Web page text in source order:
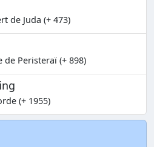
de Juda (+ 473)
Peristeraï (+ 898)
(+ 1955)